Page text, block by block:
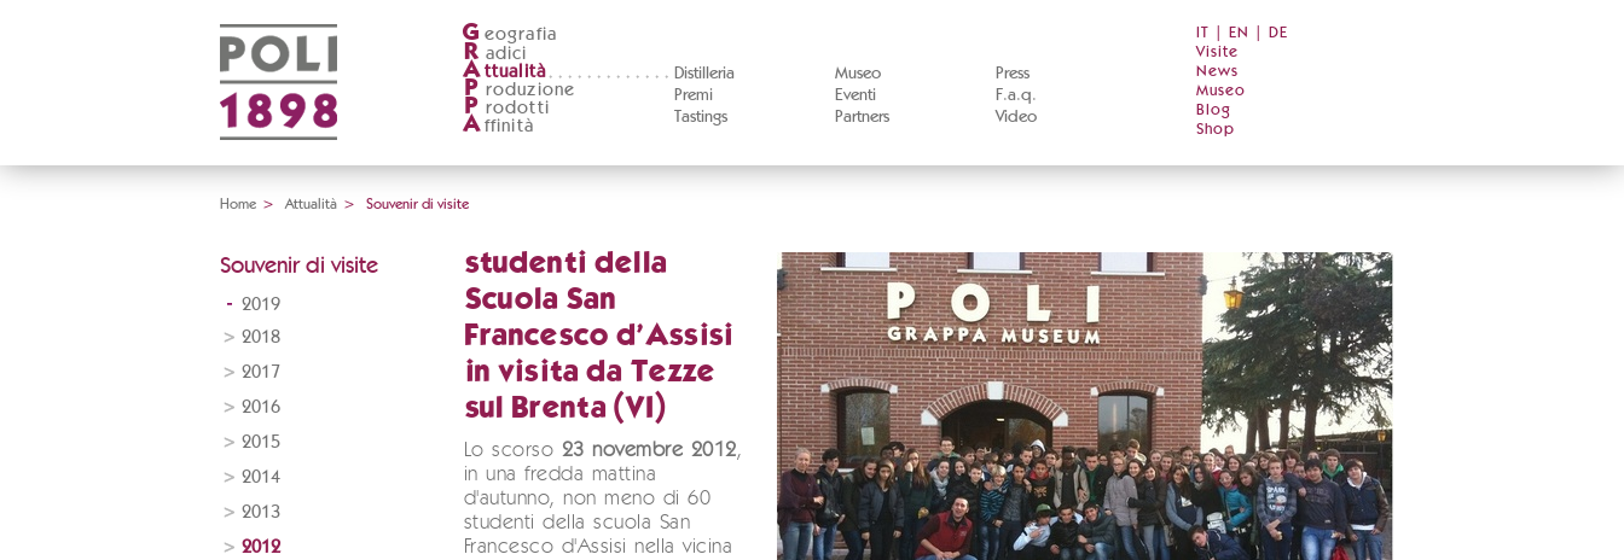
G eografia
R adici
A ttualità
Distilleria
Premi
Tastings
Museo
Eventi
Partners
Press
F.a.q.
Video
P roduzione
P rodotti
A ffinità
IT EN
DE
Visite
News
Museo
Blog
Shop
Home > Attualità > Souvenir di visite
Souvenir di visite
2019
2018
2017
2016
2015
2014
2013
2012
studenti della
Scuola San
Francesco d'Assisi
in visita da Tezze
sul Brenta (VI)
Lo scorso 23 novembre 2012,
in una fredda mattina
d'autunno, non meno di 60
studenti della scuola San
Francesco d'Assisi nella vicina